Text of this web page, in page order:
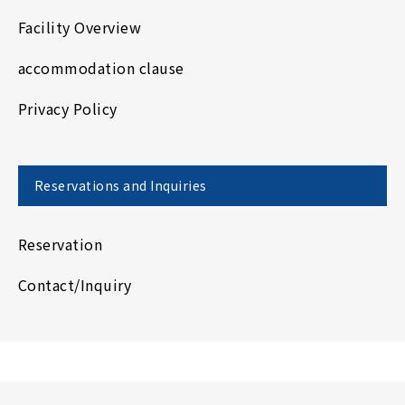
Facility Overview
accommodation clause
Privacy Policy
Reservations and Inquiries
Reservation
Contact/Inquiry